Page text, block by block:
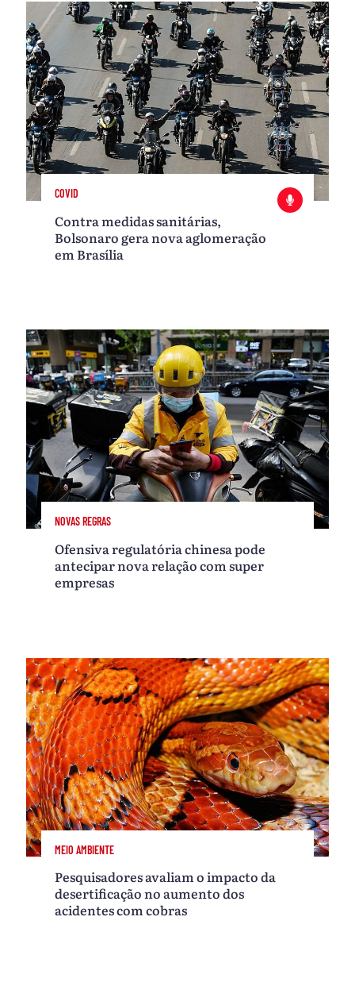
COVID
Contra medidas sanitárias,
Bolsonaro gera nova aglomeração
em Brasília
NOVAS REGRAS
Ofensiva regulatória chinesa pode
antecipar nova relação com super
empresas
MEIO AMBIENTE
Pesquisadores avaliam o impacto da
desertificação no aumento dos
acidentes com cobras